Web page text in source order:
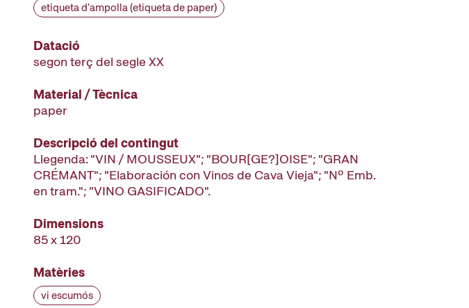
etiqueta d'ampolla (etiqueta de paper)
Datació
segon terç del segle XX
Material / Tècnica
paper
Descripció del contingut
Llegenda: "VIN / MOUSSEUX"; "BOUR[GE?]OISE"; "GRAN
CRÉMANT"; "Elaboración con Vinos de Cava Vieja"; "Nº Emb.
en tram."; "VINO GASIFICADO".
Dimensions
85 x 120
Matèries
vi escumós